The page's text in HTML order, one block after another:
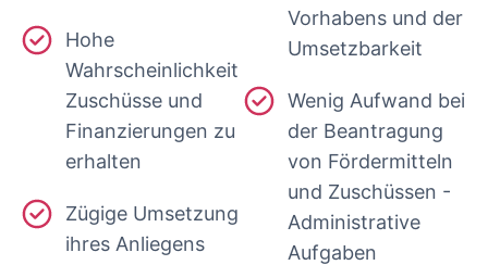
Hohe
Wahrscheinlichkeit
Zuschüsse und
Finanzierungen zu
erhalten
Zügige Umsetzung
ihres Anliegens
Vorhabens und der
Umsetzbarkeit
Wenig Aufwand bei
der Beantragung
von Fördermitteln
und Zuschüssen -
Administrative
Aufgaben